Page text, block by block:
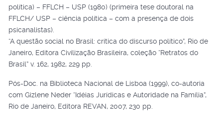
política) – FFLCH – USP (1980) (primeira tese doutoral na
FFLCH/ USP – ciência política – com a presença de dois
psicanalistas).
“A questão social no Brasil: crítica do discurso político”, Rio de
Janeiro, Editora Civilização Brasileira, coleção “Retratos do
Brasil” v. 162, 1982, 229 pp.
Pós-Doc. na Biblioteca Nacional de Lisboa (1999), co-autoria
com Gizlene Neder “Idéias Jurídicas e Autoridade na Família”,
Rio de Janeiro, Editora REVAN, 2007, 230 pp.